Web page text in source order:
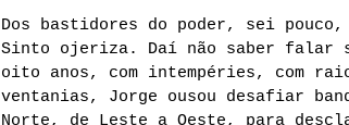
Dos bastidores do poder, sei pouco,
Sinto ojeriza. Daí não saber falar
oito anos, com intempéries, com
ventanias, Jorge ousou desafiar
Norte, de Leste a Oeste, para